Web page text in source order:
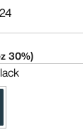
30%)